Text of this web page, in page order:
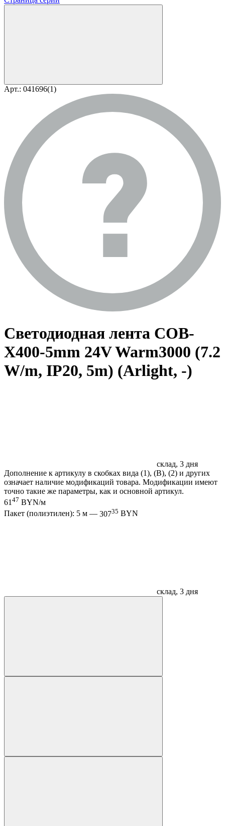
Арт.: 041696(1)
Светодиодная лента COB-
X400-5mm 24V Warm3000 (7.2
W/m, IP20, 5m) (Arlight, -)
склад, 3 дня
Дополнение к артикулу в скобках вида (1), (B), (2) и других
означает наличие модификаций товара. Модификации имеют
точно такие же параметры, как и основной артикул.
61 47 BYN/м
Пакет (полиэтилен): 5 м — 30735 BYN
склад, 3 дня